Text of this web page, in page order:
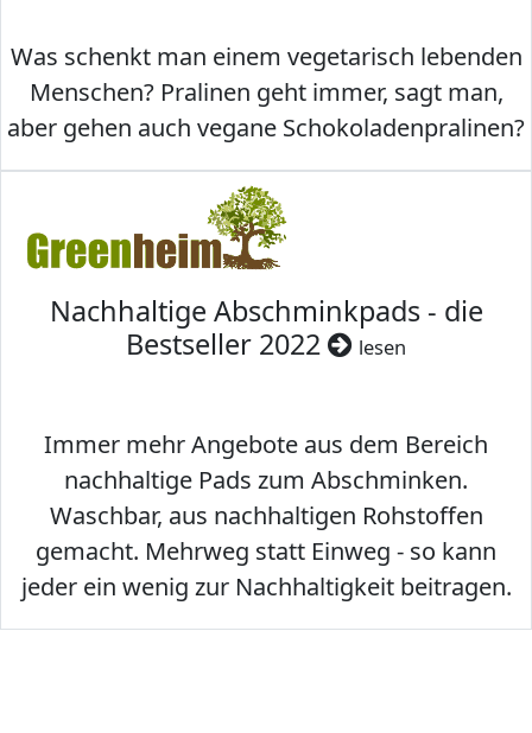
Was schenkt man einem vegetarisch lebenden
Menschen? Pralinen geht immer, sagt man,
aber gehen auch vegane Schokoladenpralinen?
Nachhaltige Abschminkpads - die
Bestseller 2022
lesen
Immer mehr Angebote aus dem Bereich
nachhaltige Pads zum Abschminken.
Waschbar, aus nachhaltigen Rohstoffen
gemacht. Mehrweg statt Einweg - so kann
jeder ein wenig zur Nachhaltigkeit beitragen.